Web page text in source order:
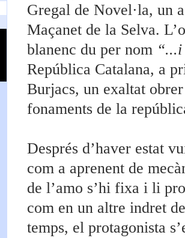
Gregal de Novel·la, un
Maçanet de la Selva.
blanenc du per nom
República Catalana, a
Burjacs, un exaltat
fonaments de la
Després d’haver estat
com a aprenent de
de l’amo s’hi fixa i li
com en un altre indret
temps, el protagonista